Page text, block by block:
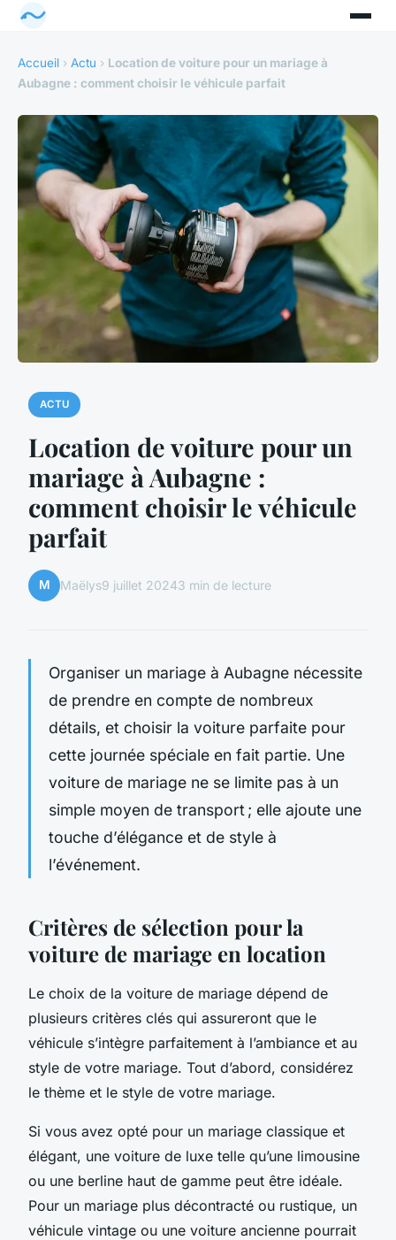
Accueil › Actu › Location de voiture pour un mariage à
Aubagne : comment choisir le véhicule parfait
ACTU
Location de voiture pour un
mariage à Aubagne :
comment choisir le véhicule
parfait
M Maëlys9 juillet 20243 min de lecture
Organiser un mariage à Aubagne nécessite
de prendre en compte de nombreux
détails, et choisir la voiture parfaite pour
cette journée spéciale en fait partie. Une
voiture de mariage ne se limite pas à un
simple moyen de transport ; elle ajoute une
touche d’élégance et de style à
l’événement.
Critères de sélection pour la
voiture de mariage en location
Le choix de la voiture de mariage dépend de
plusieurs critères clés qui assureront que le
véhicule s’intègre parfaitement à l’ambiance et au
style de votre mariage. Tout d’abord, considérez
le thème et le style de votre mariage.
Si vous avez opté pour un mariage classique et
élégant, une voiture de luxe telle qu’une limousine
ou une berline haut de gamme peut être idéale.
Pour un mariage plus décontracté ou rustique, un
véhicule vintage ou une voiture ancienne pourrait